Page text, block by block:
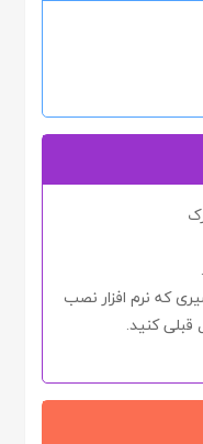
که نرم افزار نصب
کنید.